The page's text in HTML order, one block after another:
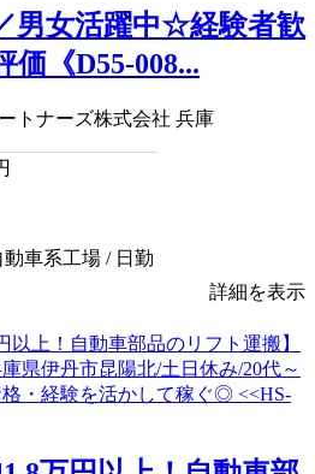
男女活躍中☆経験者歓
価《D55-008...
トナーズ株式会社 兵庫
車系工場 / 日勤
詳細を表示